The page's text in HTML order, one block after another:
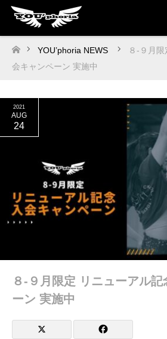
ホーム
YOU’phoria NEWS
８‐９月
会キャンペーン 実施中
2021
AUG
24
８‐９月限定 リニューアル
ーン 実施中